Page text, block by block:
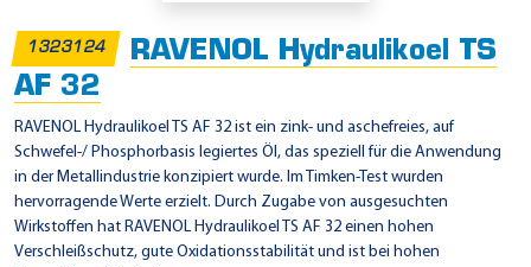
1323124
RAVENOL Hydraulikoel TS
AF 32
RAVENOL Hydraulikoel TS AF 32 ist ein zink- und aschefreies, auf
Schwefel-/ Phosphorbasis legiertes Öl, das speziell für die Anwendung
in der Metallindustrie konzipiert wurde. Im Timken-Test wurden
hervorragende Werte erzielt. Durch Zugabe von ausgesuchten
Wirkstoffen hat RAVENOL Hydraulikoel TS AF 32 einen hohen
Verschleißschutz, gute Oxidationsstabilität und ist bei hohen